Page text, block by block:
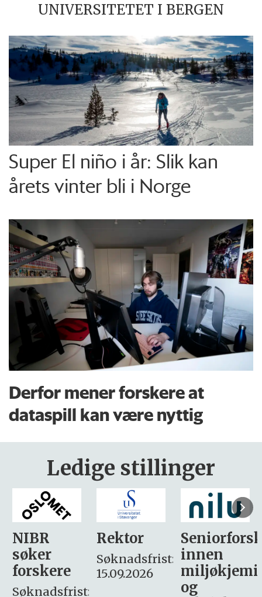
UNIVERSITETET I BERGEN
Super El niño i år: Slik kan
årets vinter bli i Norge
Derfor mener forskere at
dataspill kan være nyttig
Ledige stillinger
Rektor
Søknadsfrist:
15.09.2026
Seniorforsker
innen
miljøkjemi
søker
– fast